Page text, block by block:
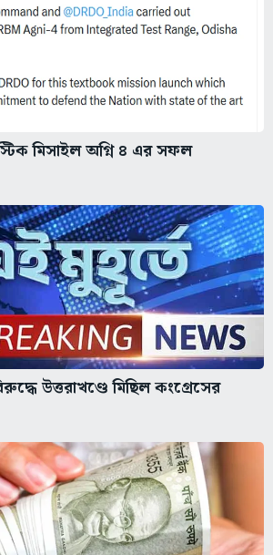
মিসাইল অগ্নি ৪ এর সফল
উত্তরাখণ্ডে মিছিল কংগ্রেসের